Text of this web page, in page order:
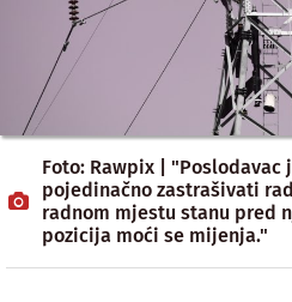
Foto: Rawpix |
pojedinačno zastrašivati
radnom mjestu stanu pred
pozicija moći se mijenja."